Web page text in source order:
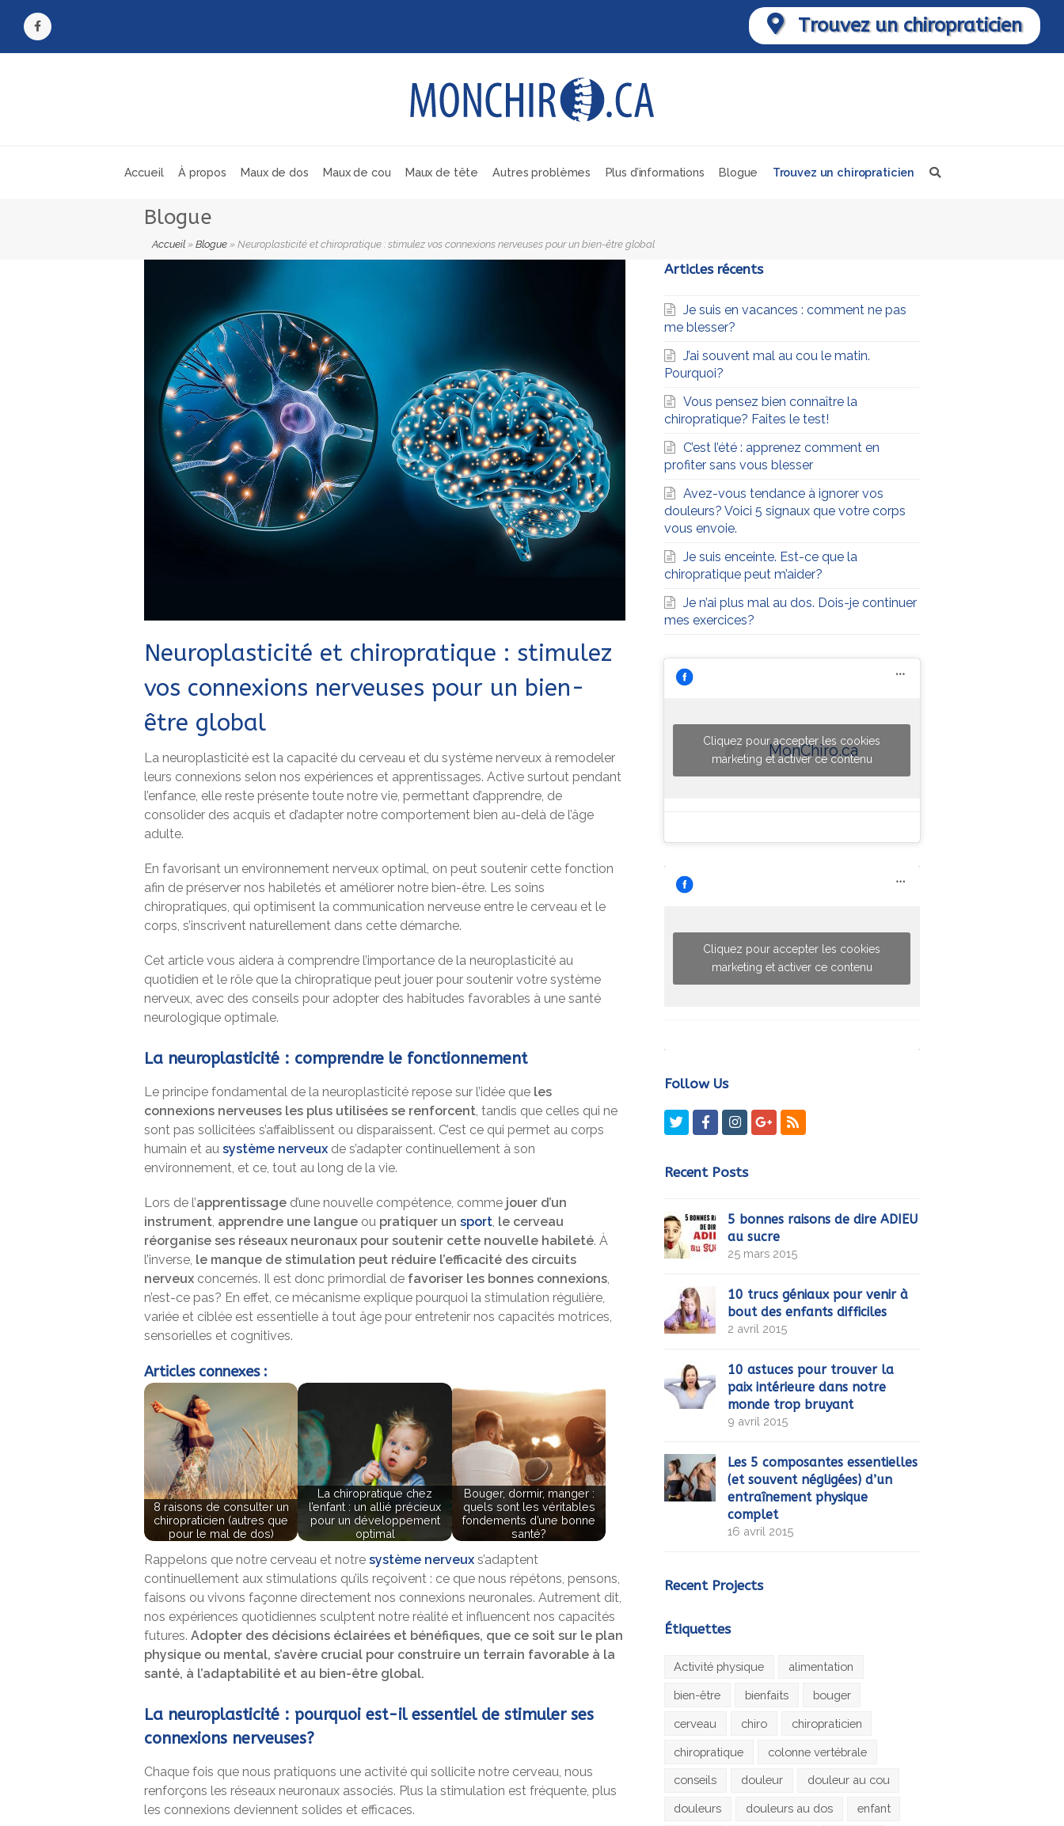
Trouvez un chiropraticien
Facebook
Accueil À propos Maux de dos Maux de cou Maux de tête Autres problèmes Plus d’informations Blogue Trouvez un chiropraticien
Blogue
Accueil » Blogue » Neuroplasticité et chiropratique : stimulez vos connexions nerveuses pour un bien-être global
Neuroplasticité et chiropratique : stimulez
vos connexions nerveuses pour un bien-
être global
La neuroplasticité est la capacité du cerveau et du système nerveux à remodeler
leurs connexions selon nos expériences et apprentissages. Active surtout pendant
l’enfance, elle reste présente toute notre vie, permettant d’apprendre, de
consolider des acquis et d’adapter notre comportement bien au-delà de l’âge
adulte.
En favorisant un environnement nerveux optimal, on peut soutenir cette fonction
afin de préserver nos habiletés et améliorer notre bien-être. Les soins
chiropratiques, qui optimisent la communication nerveuse entre le cerveau et le
corps, s’inscrivent naturellement dans cette démarche.
Cet article vous aidera à comprendre l’importance de la neuroplasticité au
quotidien et le rôle que la chiropratique peut jouer pour soutenir votre système
nerveux, avec des conseils pour adopter des habitudes favorables à une santé
neurologique optimale.
La neuroplasticité : comprendre le fonctionnement
Le principe fondamental de la neuroplasticité repose sur l’idée que les
connexions nerveuses les plus utilisées se renforcent , tandis que celles qui ne
sont pas sollicitées s’affaiblissent ou disparaissent. C’est ce qui permet au corps
humain et au système nerveux de s’adapter continuellement à son
environnement, et ce, tout au long de la vie.
Lors de l’apprentissage d’une nouvelle compétence, comme jouer d’un
instrument apprendre une langue ou pratiquer un sport le cerveau
réorganise ses réseaux neuronaux pour soutenir cette nouvelle habileté. À
l’inverse, le manque de stimulation peut réduire l’efficacité des circuits
nerveux concernés. Il est donc primordial de favoriser les bonnes connexions
n’est-ce pas? En effet, ce mécanisme explique pourquoi la stimulation régulière,
variée et ciblée est essentielle à tout âge pour entretenir nos capacités motrices,
sensorielles et cognitives.
Articles connexes :
8 raisons de consulter un
chiropraticien (autres que
pour le mal de dos)
La chiropratique chez
l’enfant : un allié précieux
pour un développement
optimal
Bouger, dormir, manger :
quels sont les véritables
fondements d’une bonne
santé?
Rappelons que notre cerveau et notre système nerveux s’adaptent
continuellement aux stimulations qu’ils reçoivent : ce que nous répétons, pensons,
faisons ou vivons façonne directement nos connexions neuronales. Autrement dit,
nos expériences quotidiennes sculptent notre réalité et influencent nos capacités
futures. Adopter des décisions éclairées et bénéfiques, que ce soit sur le plan
physique ou mental, s’avère crucial pour construire un terrain favorable à la
santé, à l’adaptabilité et au bien-être global.
La neuroplasticité : pourquoi est-il essentiel de stimuler ses
connexions nerveuses?
Chaque fois que nous pratiquons une activité qui sollicite notre cerveau, nous
renforçons les réseaux neuronaux associés. Plus la stimulation est fréquente, plus
les connexions deviennent solides et efficaces.
Articles récents
Je suis en vacances : comment ne pas
me blesser?
J’ai souvent mal au cou le matin.
Pourquoi?
Vous pensez bien connaître la
chiropratique? Faites le test!
C’est l’été : apprenez comment en
profiter sans vous blesser
Avez-vous tendance à ignorer vos
douleurs? Voici 5 signaux que votre corps
vous envoie.
Je suis enceinte. Est-ce que la
chiropratique peut m’aider?
Je n’ai plus mal au dos. Dois-je continuer
mes exercices?
MonChiro.ca
Cliquez pour accepter les cookies
marketing et activer ce contenu
Cliquez pour accepter les cookies
marketing et activer ce contenu
Follow Us
TwitterFacebookInstagramGooglePlus
RSS
Recent Posts
5 bonnes raisons de dire ADIEU
au sucre
25 mars 2015
10 trucs géniaux pour venir à
bout des enfants difficiles
2 avril 2015
10 astuces pour trouver la
paix intérieure dans notre
monde trop bruyant
9 avril 2015
Les 5 composantes essentielles
(et souvent négligées) d’un
entraînement physique
complet
16 avril 2015
Recent Projects
Étiquettes
Activité physique alimentation
bien-être bienfaits bouger
cerveau chiro chiropraticien
chiropratique colonne vertébrale
conseils douleur douleur au cou
douleurs douleurs au dos enfant